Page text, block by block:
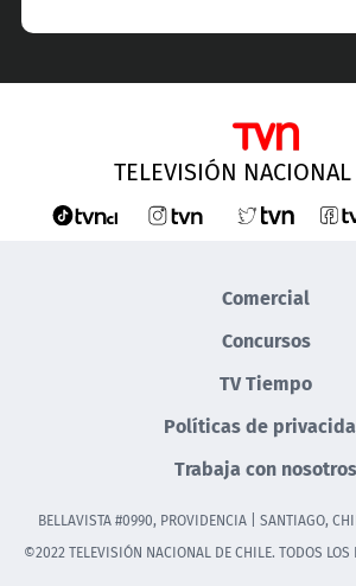
TELEVISIÓN
Comercial
Concursos
TV Tiempo
Políticas de
Trabaja con nosotros
BELLAVISTA #0990, PROVIDENCIA | SANTIAGO,
©2022 TELEVISIÓN NACIONAL DE CHILE. TODOS LOS